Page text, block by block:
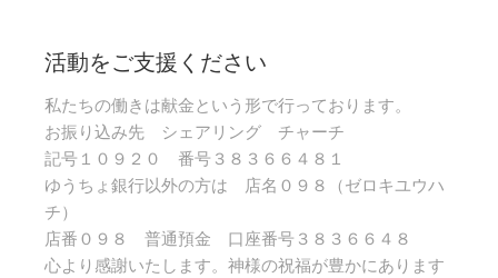
活動をご支援ください
私たちの働きは献金という形で行っております。
お振り込み先 シェアリング チャーチ
記号１０９２０ 番号３８３６６４８１
ゆうちょ銀行以外の方は 店名０９８（ゼロキユウハ
チ）
店番０９８ 普通預金 口座番号３８３６６４８
心より感謝いたします。神様の祝福が豊かにあります